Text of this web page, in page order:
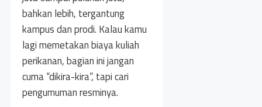
bahkan lebih, tergantung
kampus dan prodi. Kalau kamu
lagi memetakan biaya kuliah
perikanan, bagian ini jangan
cuma “dikira-kira”, tapi cari
pengumuman resminya.